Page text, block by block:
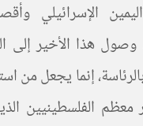
الإسرائيلي
وصول هذا الأخير إلى
إنما يجعل من
معظم الفلسطينيين